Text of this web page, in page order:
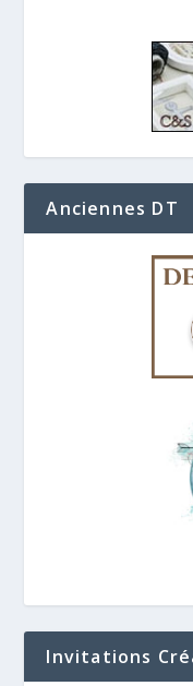
Anciennes DT
Invitations